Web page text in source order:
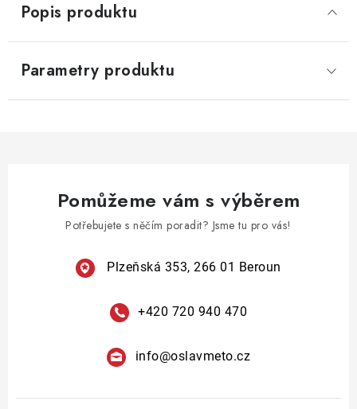
Popis produktu
Parametry produktu
Pomůžeme vám s výběrem
Potřebujete s něčím poradit? Jsme tu pro vás!
Plzeňská 353, 266 01 Beroun
+420 720 940 470
info@oslavmeto.cz